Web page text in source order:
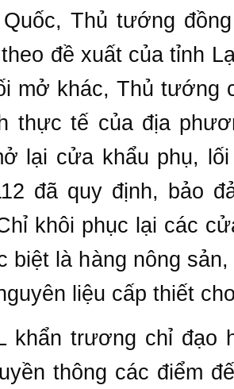
Quốc, Thủ tướng
đề xuất của tỉnh
mở khác, Thủ tướng
thực tế của địa
lại cửa khẩu phụ,
đã quy định, bảo
khôi phục lại các
biệt là hàng nông
liệu cấp thiết
khẩn trương chỉ
thông các điểm